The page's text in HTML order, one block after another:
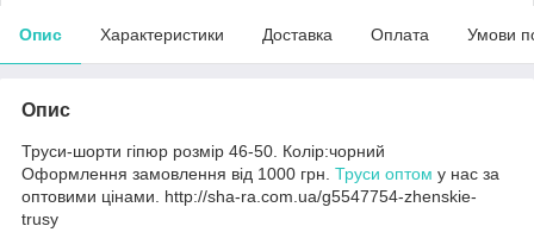
Опис Характеристики Доставка Оплата Умови
Опис
Труси-шорти гіпюр розмір 46-50. Колір:чорний
Оформлення замовлення від 1000 грн. Труси оптом у нас за
оптовими цінами. http://sha-ra.com.ua/g5547754-zhenskie-
trusy